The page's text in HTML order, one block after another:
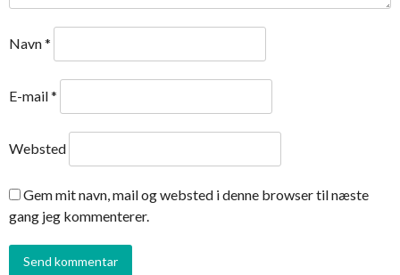
Navn*
E-mail*
Websted
Gem mit navn, mail og websted i denne browser til næste
gang jeg kommenterer.